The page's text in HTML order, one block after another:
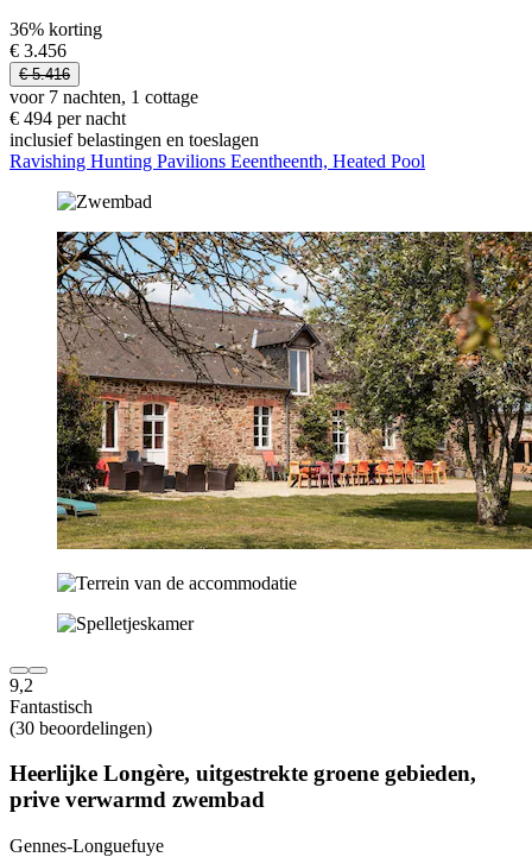
36% korting
€ 3.456
€ 5.416
voor 7 nachten, 1 cottage
€ 494 per nacht
inclusief belastingen en toeslagen
Ravishing Hunting Pavilions Eeentheenth, Heated Pool
9,2
Fantastisch
(30 beoordelingen)
Heerlijke Longère, uitgestrekte groene gebieden,
prive verwarmd zwembad
Gennes-Longuefuye